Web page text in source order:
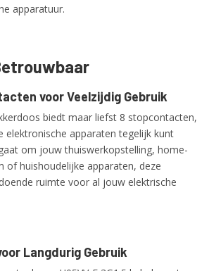
apparatuur.
voor Veelzijdig Gebruik
biedt maar liefst 8 stopcontacten,
elektronische apparaten tegelijk kunt
om jouw thuiswerkopstelling, home-
of huishoudelijke apparaten, deze
ruimte voor al jouw elektrische
Langdurig Gebruik